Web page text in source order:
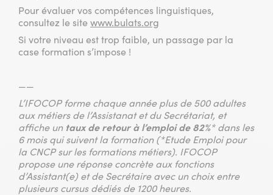
Pour évaluer vos compétences linguistiques,
consultez le site www.bulats.org
Si votre niveau est trop faible, un passage par la
case formation s’impose !
——
L’IFOCOP forme chaque année plus de 500 adultes
aux métiers de l’Assistanat et du Secrétariat, et
affiche un taux de retour à l’emploi de 82%* dans les
6 mois qui suivent la formation (*Etude Emploi pour
la CNCP sur les formations métiers). IFOCOP
propose une réponse concrète aux fonctions
d’Assistant(e) et de Secrétaire avec un choix entre
plusieurs cursus dédiés de 1200 heures.